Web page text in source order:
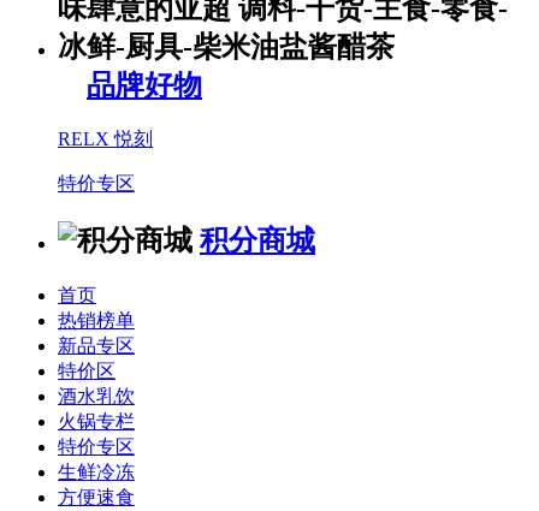
品牌好物
RELX 悦刻
特价专区
积分商城
首页
热销榜单
新品专区
特价区
酒水乳饮
火锅专栏
特价专区
生鲜冷冻
方便速食